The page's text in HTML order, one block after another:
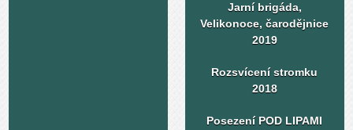
Jarní brigáda,
Velikonoce, čarodějnice
2019
Rozsvícení stromku
2018
Posezení POD LIPAMI